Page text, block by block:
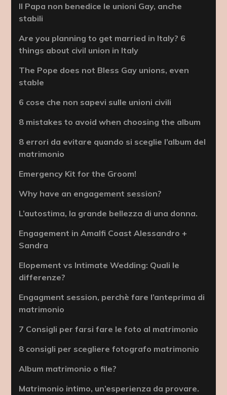
Il Papa non benedice le unioni Gay, anche
stabili
Are you planning to get married in Italy? 6
things about civil union in Italy
The Pope does not Bless Gay unions, even
stable
6 cose che non sapevi sulle unioni civili
8 mistakes to avoid when choosing the album
8 errori da evitare quando si sceglie l’album del
matrimonio
Emergency Kit for the Groom!
Why have an engagement session?
L’autostima, la grande bellezza di una donna.
Engagement in Amalfi Coast Alessandro +
Sandra
Elopement vs Intimate Wedding: Quali le
differenze?
Engagment session, perchè fare l’anteprima di
matrimonio
7 Consigli per farsi fare le foto al matrimonio
8 consigli per scegliere fotografo matrimonio
Album matrimonio o file?
Matrimonio intimo, un’esperienza da provare.